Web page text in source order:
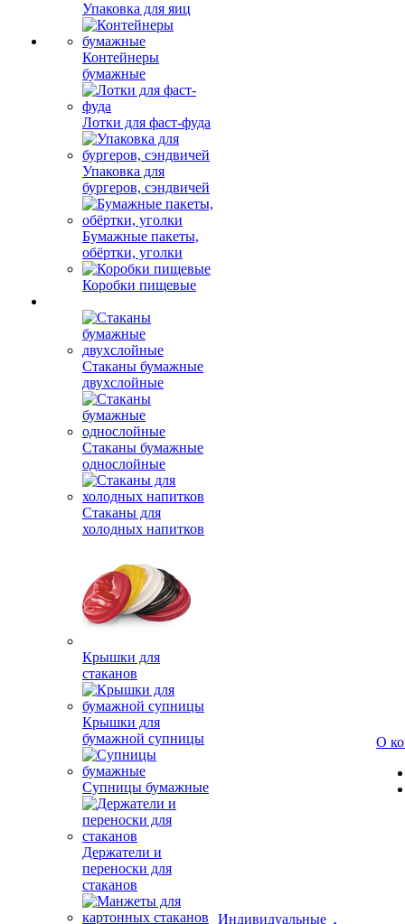
Упаковка для яиц
Контейнеры
бумажные
Лотки для фаст-фуда
Упаковка для
бургеров, сэндвичей
Бумажные пакеты,
обёртки, уголки
Коробки пищевые
Стаканы бумажные
двухслойные
Стаканы бумажные
однослойные
Стаканы для
холодных напитков
Крышки для
стаканов
Крышки для
бумажной супницы
Супницы бумажные
Держатели и
переноски для
стаканов
Индивидуальные
О